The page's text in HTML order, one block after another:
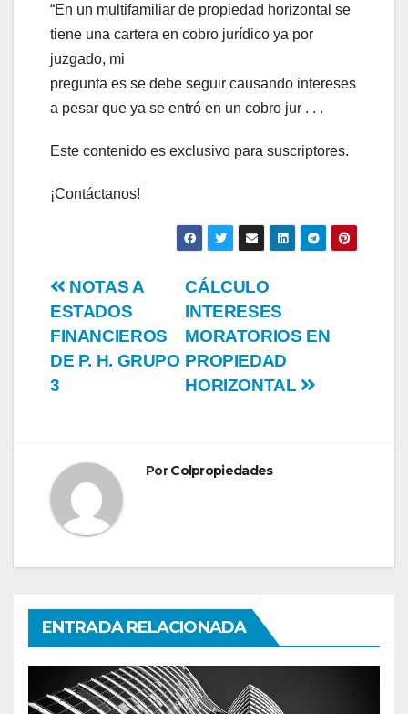
“En un multifamiliar de propiedad horizontal se
tiene una cartera en cobro jurídico ya por
juzgado, mi
pregunta es se debe seguir causando intereses
a pesar que ya se entró en un cobro jur . . .
Este contenido es exclusivo para suscriptores.
¡Contáctanos!
Navegación
de
entradas
CÁLCULO
INTERESES
MORATORIOS EN
PROPIEDAD
HORIZONTAL
NOTAS A
ESTADOS
FINANCIEROS
DE P. H. GRUPO
3
PorColpropiedades
ENTRADA RELACIONADA